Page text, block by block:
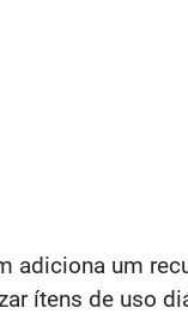
adiciona um
ítens de uso